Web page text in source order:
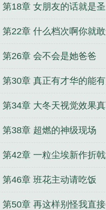
第18章 女朋友的话就是
第22章 什么档次啊你就
三级
第26章 会不会是她爸爸
第30章 真正有才华的能
第34章 大冬天视觉效果
第38章 超燃的神级现场
第42章 一粒尘埃新作折
第46章 班花主动请吃饭
第50章 再这样别怪我直